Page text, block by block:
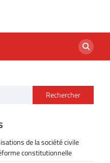
Rechercher
de la société civile
constitutionnelle